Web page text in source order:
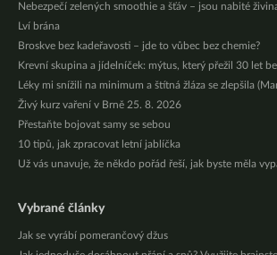
Nebezpečí zelených smoothie a šťáv – jsou nabité
Lví brána
Broskve bez kadeřavosti – jde to vůbec bez chemie?
Krevní skupina a jídelníček: mýtus, který přežil 30 let
Léky mi snížili na minimum a štítná žláza se zlepšila
Živý kurz vaření v Brně 25. 8. 2026
Přestaňte bojovat samy se sebou
10 tipů, jak zpracovat letní jablíčka
Už vás unavuje, že někdo pořád řeší, jak byste měla
Vybrané články
Jak se vyrábí pomerančový džus